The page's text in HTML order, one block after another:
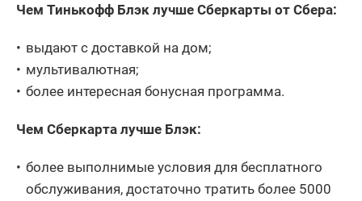
Чем Тинькофф Блэк лучше Сберкарты от Сбера:
выдают с доставкой на дом;
мультивалютная;
более интересная бонусная программа.
Чем Сберкарта лучше Блэк:
более выполнимые условия для бесплатного
обслуживания, достаточно тратить более 5000